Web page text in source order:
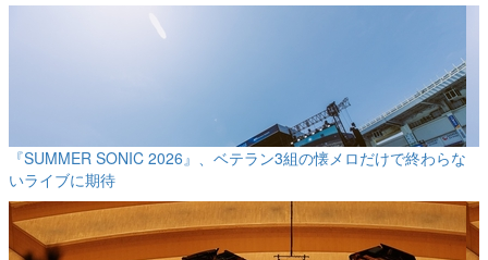
『SUMMER SONIC 2026』、ベテラン3組の懐メロだけで終わらな
いライブに期待